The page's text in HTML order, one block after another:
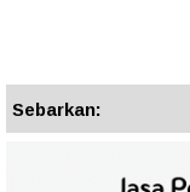
Sebarkan: